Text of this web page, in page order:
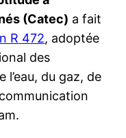
(Catec) a fait
R 472, adoptée
des
du gaz, de